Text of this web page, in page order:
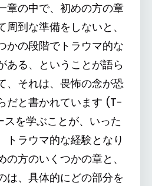
章の中で、初めの方の章
到な準備をしないと、
かの段階でトラウマ的な
ある、ということが語ら
、それは、畏怖の念が恐
だと書かれています (T-
スを学ぶことが、いった
トラウマ的な経験となり
方のいくつかの章と、
は、具体的にどの部分を